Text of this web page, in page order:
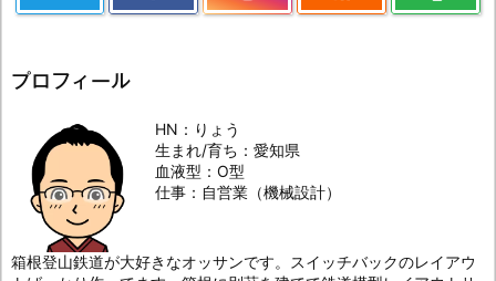
プロフィール
HN：りょう
生まれ/育ち：愛知県
血液型：O型
仕事：自営業（機械設計）
箱根登山鉄道が大好きなオッサンです。スイッチバックのレイアウ